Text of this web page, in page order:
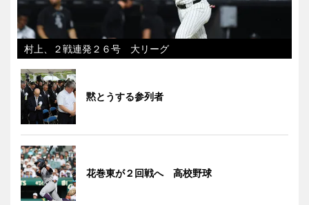
村上、２戦連発２６号 大リーグ
黙とうする参列者
花巻東が２回戦へ 高校野球